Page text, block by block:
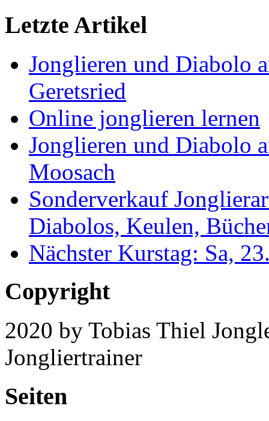
Letzte Artikel
Jonglieren und Diabolo
Geretsried
Online jonglieren lernen
Jonglieren und Diabolo
Moosach
Sonderverkauf
Diabolos, Keulen,
Nächster Kurstag: Sa,
Copyright
2020 by Tobias Thiel
Jongliertrainer
Seiten